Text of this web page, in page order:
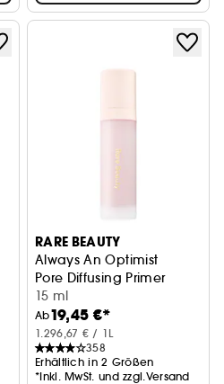
RARE BEAUTY
Always An Optimist
Pore Diffusing Primer
15 ml
Ab19,45 €*
1.296,67 € / 1L
358
Erhältlich in 2 Größen
*Inkl. MwSt. und zzgl.Versand